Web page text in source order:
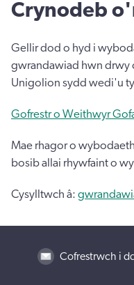
Crynodeb
Gellir dod o hyd i
gwrandawiad hwn drwy
Unigolion sydd wedi'u
Gofrestr o Weithwyr
Mae rhagor o wybodaeth
bosib allai rhywfaint o
Cysylltwch â:
Cofrestrwch i